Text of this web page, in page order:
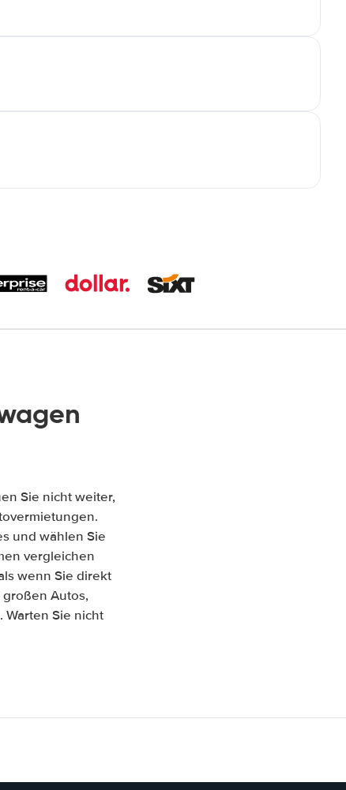
Sie nicht weiter,
und wählen Sie
vergleichen
wenn Sie direkt
Autos,
Warten Sie nicht